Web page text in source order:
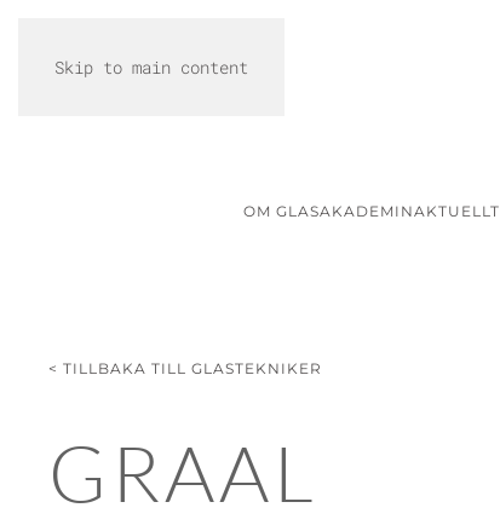
Skip to main content
OM GLASAKADEMINAKTUELLT
< TILLBAKA TILL GLASTEKNIKER
GRAAL